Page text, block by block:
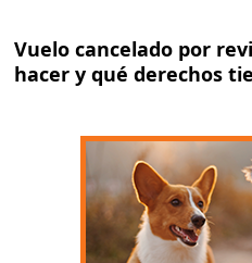
Vuelo cancelado por
hacer y qué derechos